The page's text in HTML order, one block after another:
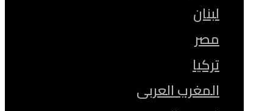
لبنان
مصر
تركيا
المغرب العربى